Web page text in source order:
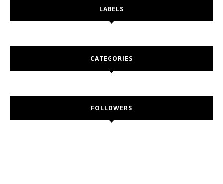
LABELS
CATEGORIES
FOLLOWERS